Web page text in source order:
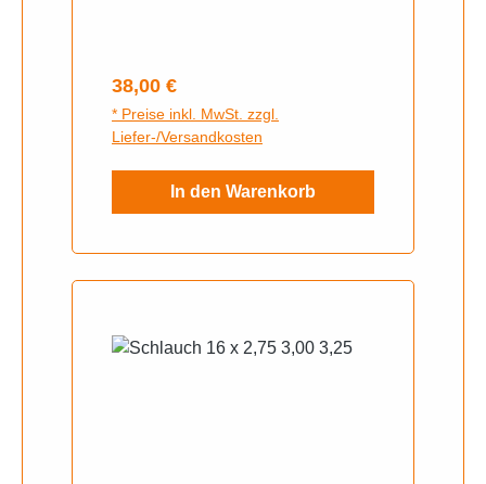
Regulärer Preis:
38,00 €
* Preise inkl. MwSt. zzgl.
Liefer-/Versandkosten
In den Warenkorb